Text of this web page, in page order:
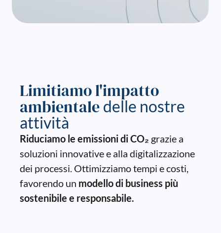
Limitiamo l'impatto
ambientale delle nostre
attività
Riduciamo le emissioni di CO₂ grazie a
soluzioni innovative e alla digitalizzazione
dei processi. Ottimizziamo tempi e costi,
favorendo un modello di business più
sostenibile e responsabile.